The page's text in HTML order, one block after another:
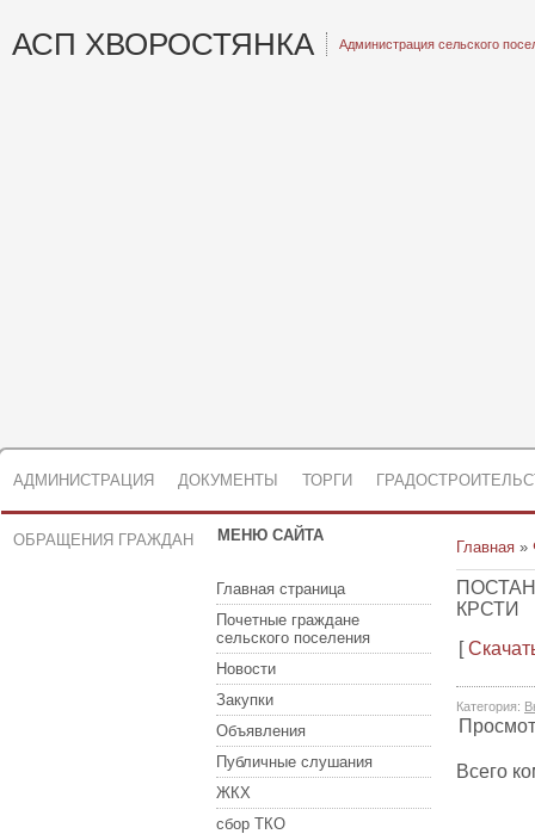
АСП ХВОРОСТЯНКА Администрация сельского
АДМИНИСТРАЦИЯ ДОКУМЕНТЫ ТОРГИ
ОБРАЩЕНИЯ ГРАЖДАН МЕНЮ САЙТА
Главная страница
Почетные граждане
сельского поселения
Новости
Закупки
Объявления
Публичные слушания
ЖКХ
сбор ТКО
Главная »
КРСТИ
[
Категория:
Всего